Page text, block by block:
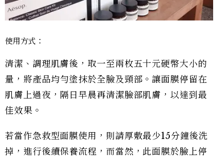
使用方式：
清潔、調理肌膚後，取一至兩枚五十元硬幣大小的
量，將產品均勻塗抹於全臉及頸部。讓面膜停留在
肌膚上過夜，隔日早晨再清潔臉部肌膚，以達到最
佳效果。
若當作急救型面膜使用，則請厚敷最少15分鐘後洗
掉，進行後續保養流程，而當然，此面膜於臉上停